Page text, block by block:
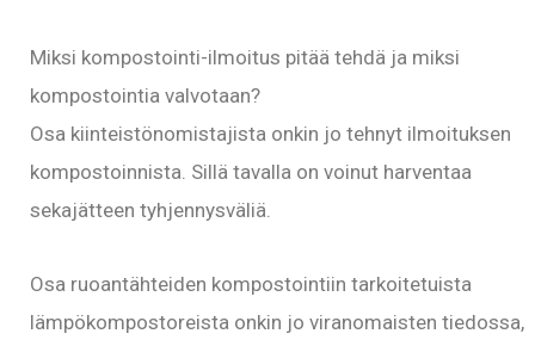
Miksi kompostointi-ilmoitus pitää tehdä ja miksi
kompostointia valvotaan?
Osa kiinteistönomistajista onkin jo tehnyt ilmoituksen
kompostoinnista. Sillä tavalla on voinut harventaa
sekajätteen tyhjennysväliä.
Osa ruoantähteiden kompostointiin tarkoitetuista
lämpökompostoreista onkin jo viranomaisten tiedossa,